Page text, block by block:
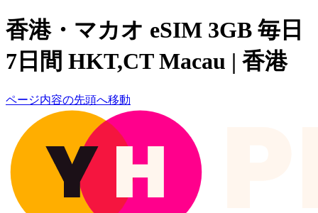
香港・マカオ eSIM 3GB 毎日
7日間 HKT,CT Macau | 香港
ページ内容の先頭へ移動